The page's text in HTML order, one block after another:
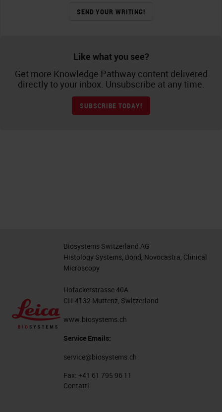
SEND YOUR WRITING!
Like what you see?
Get more Knowledge Pathway content delivered
directly to your inbox. Unsubscribe at any time.
SUBSCRIBE TODAY!
Biosystems Switzerland AG
Histology Systems, Bond, Novocastra, Clinical
Microscopy
Hofackerstrasse 40A
CH-4132 Muttenz, Switzerland
www.biosystems.ch
Service Emails:
service@biosystems.ch
Fax: +41 61 795 96 11
Contatti